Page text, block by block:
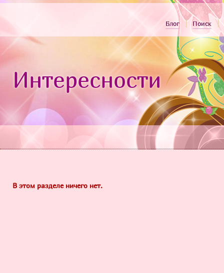
Блог Поиск
Интересности
В этом разделе ничего нет.